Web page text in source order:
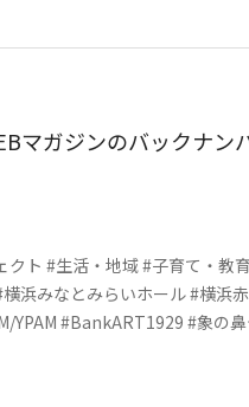
マガジンのバックナン
クト #生活・地域#子育て・教育
浜みなとみらいホール#横浜
YPAM#BankART1929 #象の